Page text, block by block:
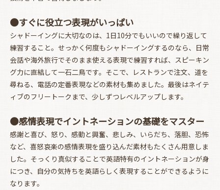
お買い物を続ける カートへ進む
●すぐに役立つ表現がいっぱい
シャドーイングに大切なのは、1日10分でもいいので繰り返して
練習すること。せっかく何度もシャドーイングするのなら、日常
会話や海外旅行でそのまま使える表現で練習すれば、スピーキン
グ力に直結して一石二鳥です。そこで、レストランで注文、道を
尋ねる、電話の定番表現などの素材も集めました。最後はネイテ
ィブのフリートークまで、少しずつレベルアップします。
●感情表現でイントネーションの基礎をマスター
感謝と喜び、怒り、感動と興奮、悲しみ、いらだち、落胆、恐怖
など、喜怒哀楽の感情表現を盛り込んだ素材もたくさん用意しま
した。そっくり真似することで英語特有のイントネーションが身
につき、自分の気持ちを英語らしく表現することができるように
なります。